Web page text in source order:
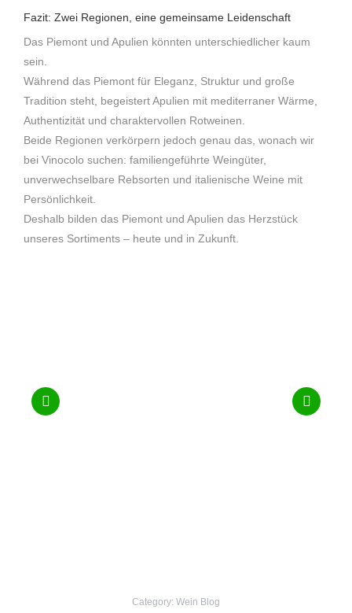
Fazit: Zwei Regionen, eine gemeinsame Leidenschaft
Das Piemont und Apulien könnten unterschiedlicher kaum
sein.
Während das Piemont für Eleganz, Struktur und große
Tradition steht, begeistert Apulien mit mediterraner Wärme,
Authentizität und charaktervollen Rotweinen.
Beide Regionen verkörpern jedoch genau das, wonach wir
bei Vinocolo suchen: familiengeführte Weingüter,
unverwechselbare Rebsorten und italienische Weine mit
Persönlichkeit.
Deshalb bilden das Piemont und Apulien das Herzstück
unseres Sortiments – heute und in Zukunft.
Category: Wein Blog